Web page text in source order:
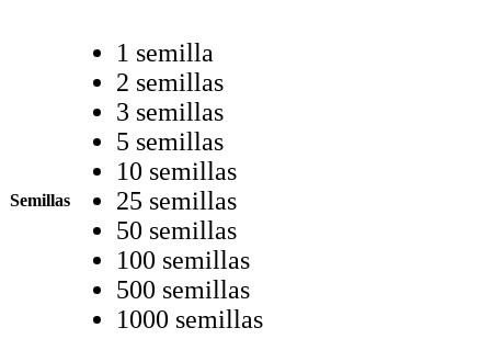
Semillas
1 semilla
2 semillas
3 semillas
5 semillas
10 semillas
25 semillas
50 semillas
100 semillas
500 semillas
1000 semillas